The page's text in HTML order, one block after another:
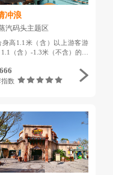
冲浪
汽码头主题区
身高1.1米（含）以上游客游
（含）-1.3米（不含）的儿
666
指数